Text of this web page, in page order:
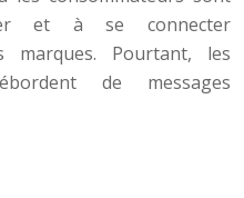
et à se connecter
marques. Pourtant, les
de messages